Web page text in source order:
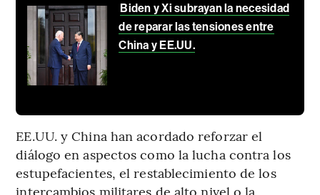
Biden y Xi subrayan la necesidad
de reparar las tensiones entre
China y EE.UU.
EE.UU. y China han acordado reforzar el
diálogo en aspectos como la lucha contra los
estupefacientes, el restablecimiento de los
intercambios militares de alto nivel o la